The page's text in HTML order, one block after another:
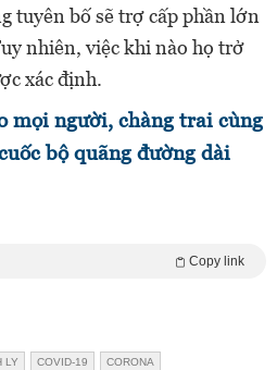
tuyên bố sẽ trợ cấp phần lớn
nhiên, việc khi nào họ trở
xác định.
mọi người, chàng trai cùng
bộ quãng đường dài
Copy link
LY COVID-19 CORONA